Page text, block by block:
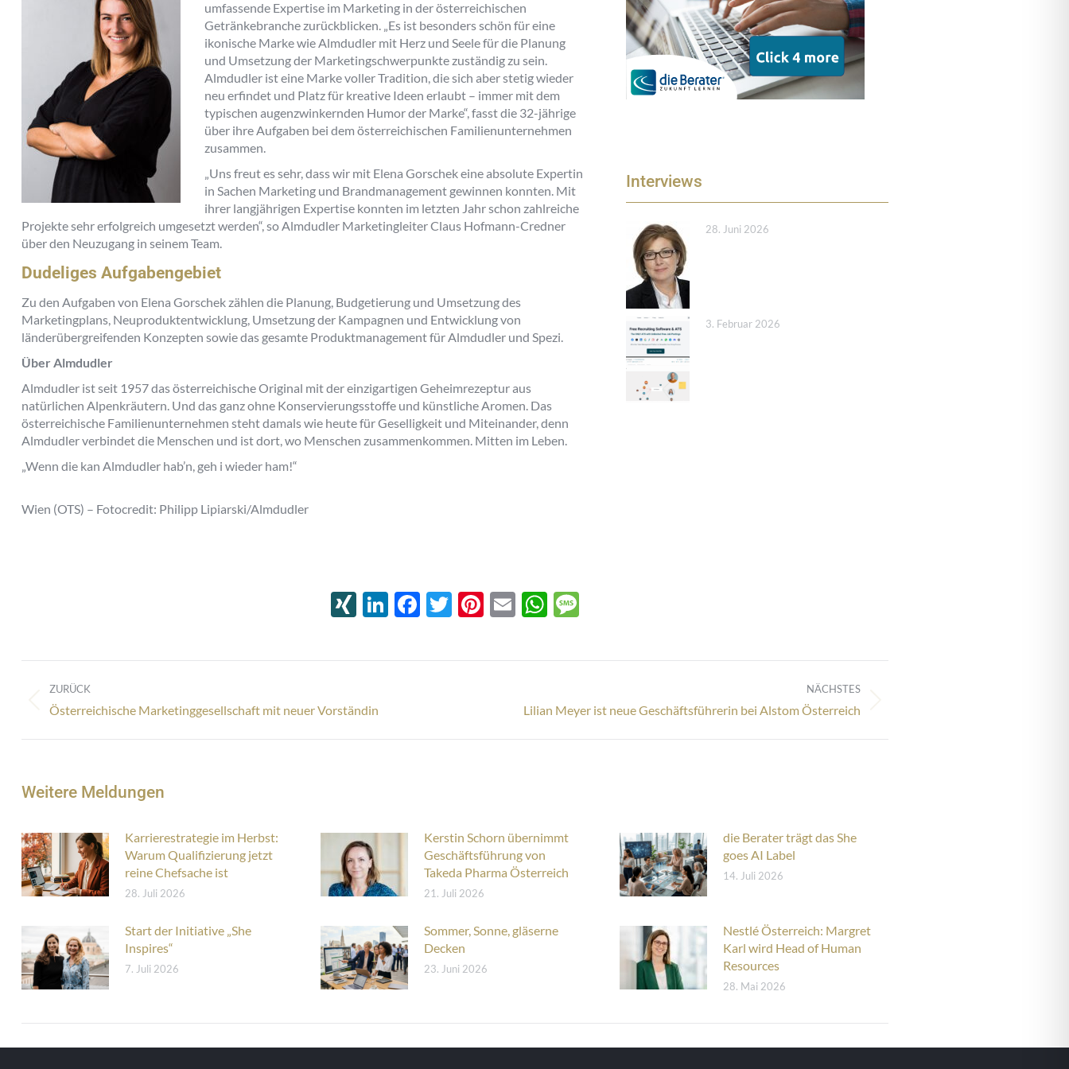
umfassende Expertise im Marketing in der österreichischen
Getränkebranche zurückblicken. „Es ist besonders schön für eine
ikonische Marke wie Almdudler mit Herz und Seele für die Planung
und Umsetzung der Marketingschwerpunkte zuständig zu sein.
Almdudler ist eine Marke voller Tradition, die sich aber stetig wieder
neu erfindet und Platz für kreative Ideen erlaubt – immer mit dem
typischen augenzwinkernden Humor der Marke“, fasst die 32-jährige
über ihre Aufgaben bei dem österreichischen Familienunternehmen
zusammen.
„Uns freut es sehr, dass wir mit Elena Gorschek eine absolute Expertin
in Sachen Marketing und Brandmanagement gewinnen konnten. Mit
ihrer langjährigen Expertise konnten im letzten Jahr schon zahlreiche
Projekte sehr erfolgreich umgesetzt werden“, so Almdudler Marketingleiter Claus Hofmann-Credner
über den Neuzugang in seinem Team.
Dudeliges Aufgabengebiet
Zu den Aufgaben von Elena Gorschek zählen die Planung, Budgetierung und Umsetzung des
Marketingplans, Neuproduktentwicklung, Umsetzung der Kampagnen und Entwicklung von
länderübergreifenden Konzepten sowie das gesamte Produktmanagement für Almdudler und Spezi.
Über Almdudler
Almdudler ist seit 1957 das österreichische Original mit der einzigartigen Geheimrezeptur aus
natürlichen Alpenkräutern. Und das ganz ohne Konservierungsstoffe und künstliche Aromen. Das
österreichische Familienunternehmen steht damals wie heute für Geselligkeit und Miteinander, denn
Almdudler verbindet die Menschen und ist dort, wo Menschen zusammenkommen. Mitten im Leben.
„Wenn die kan Almdudler hab’n, geh i wieder ham!“
Wien (OTS) – Fotocredit: Philipp Lipiarski/Almdudler
Interviews
28. Juni 2026
3. Februar 2026
XINGLinkedIn
Facebook
Twitter
Pinterest
EmailWhatsApp
ZURÜCK
Vorheriger
Österreichische Marketinggesellschaft mit neuer Vorständin
NÄCHSTES
NächsterLilian Meyer ist neue Geschäftsführerin bei Alstom Österreich
Weitere Meldungen
Karrierestrategie im Herbst:
Warum Qualifizierung jetzt
reine Chefsache ist
28. Juli 2026
Kerstin Schorn übernimmt
Geschäftsführung von
Takeda Pharma Österreich
21. Juli 2026
die Berater trägt das She
goes AI Label
14. Juli 2026
Start der Initiative „She
Inspires“
7. Juli 2026
Sommer, Sonne, gläserne
Decken
23. Juni 2026
Nestlé Österreich: Margret
Karl wird Head of Human
Resources
28. Mai 2026